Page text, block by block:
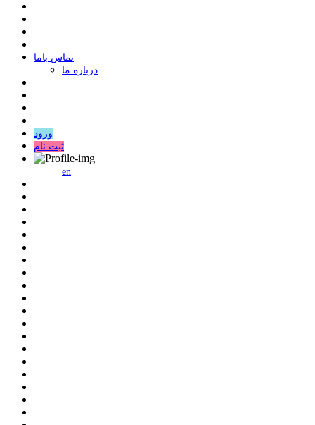
ﺗﻤﺎﺱ ﺑﺎﻣﺎ
درباره ما
ورود
ثبت نام
en